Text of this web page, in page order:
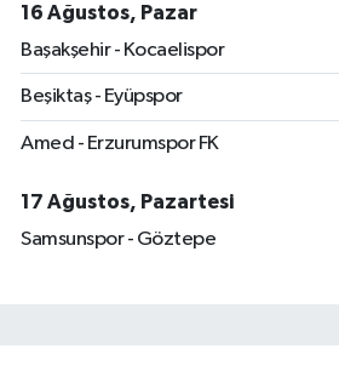
16 Ağustos, Pazar
Başakşehir - Kocaelispor
Beşiktaş - Eyüpspor
Amed - Erzurumspor FK
17 Ağustos, Pazartesi
Samsunspor - Göztepe